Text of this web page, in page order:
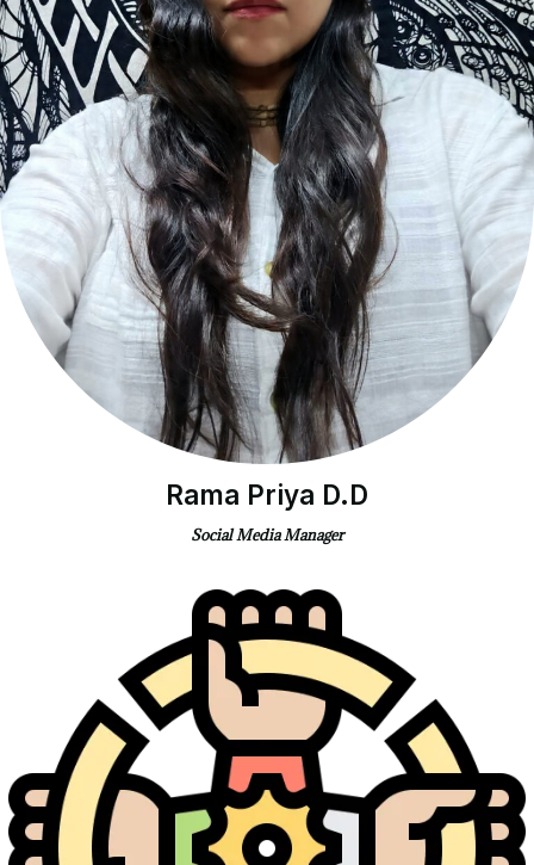
Rama Priya D.D
Social Media Manager